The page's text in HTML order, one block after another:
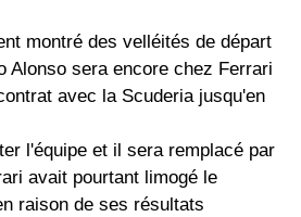
montré des velléités de départ
Alonso sera encore chez Ferrari
avec la Scuderia jusqu'en
l'équipe et il sera remplacé par
avait pourtant limogé le
raison de ses résultats